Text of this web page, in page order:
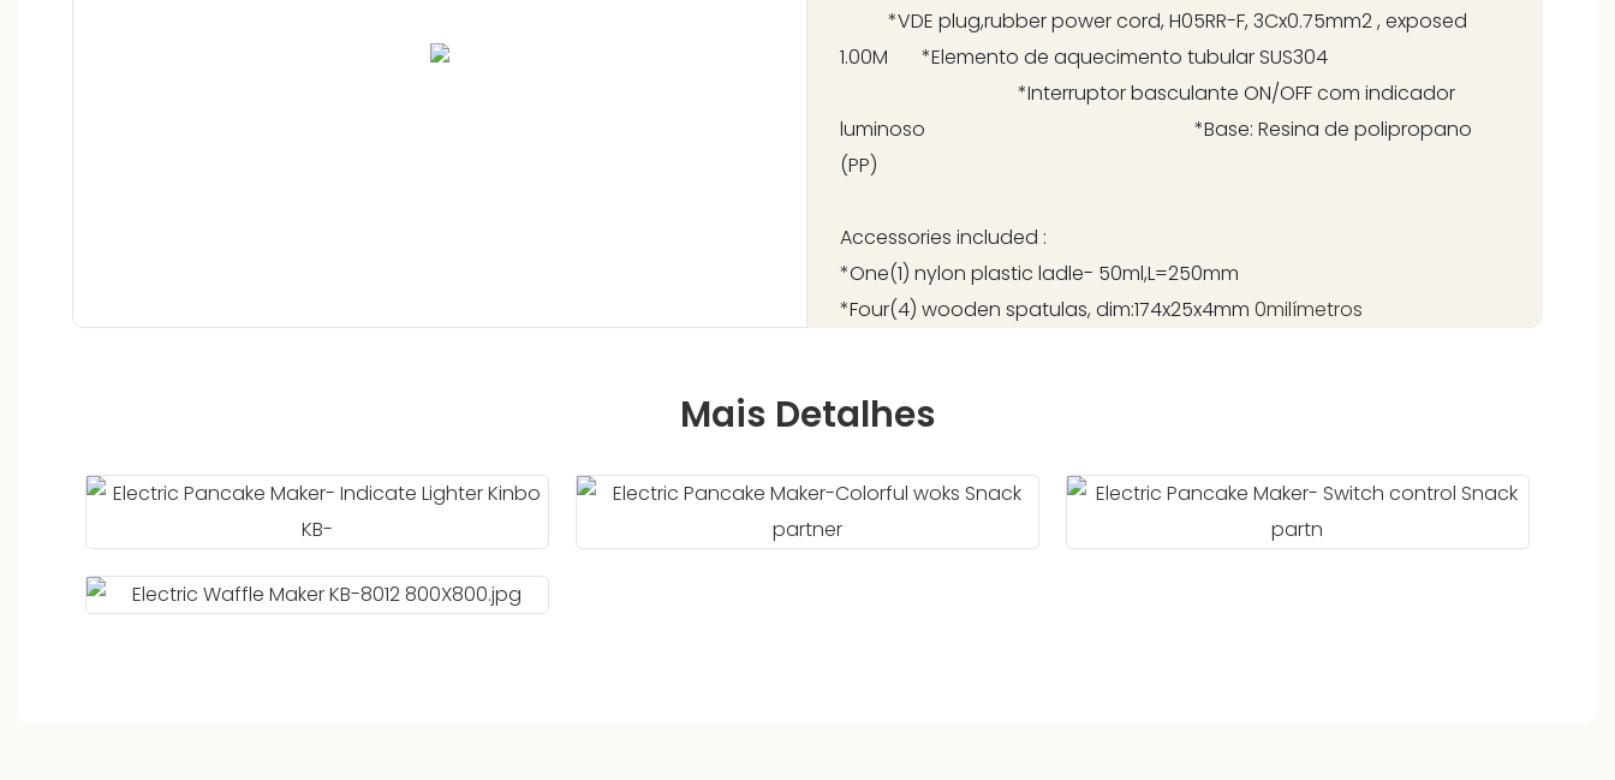
*VDE plug,rubber power cord, H05RR-F, 3Cx0.75mm2 , exposed
1.00M *Elemento de aquecimento tubular SUS304
*Interruptor basculante ON/OFF com indicador
luminoso *Base: Resina de polipropano
(PP)
Accessories included :
*One(1) nylon plastic ladle- 50ml,L=250mm
*Four(4) wooden spatulas, dim:174x25x4mm 0milímetros
Mais Detalhes